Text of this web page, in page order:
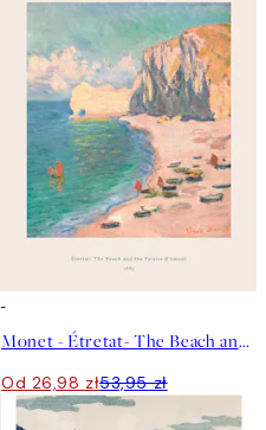
Monet - Étretat- The Beach and the Falaise d'Amont Plakat
Od 26,98 zł53,95 zł